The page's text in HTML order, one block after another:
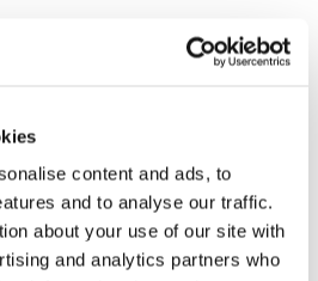
content and ads, to
and to analyse our traffic.
about your use of our site with
and analytics partners who